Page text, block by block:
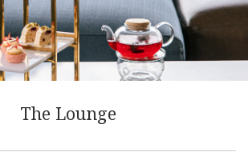
The Lounge